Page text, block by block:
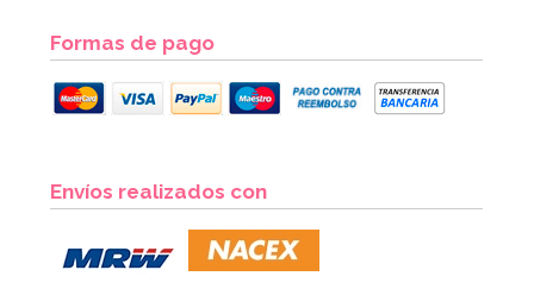
Formas de pago
Envíos realizados con